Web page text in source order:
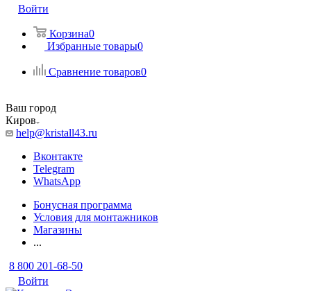
Войти
Корзина0
Избранные товары0
Сравнение товаров0
Ваш город
Киров
help@kristall43.ru
Вконтакте
Telegram
WhatsApp
Бонусная программа
Условия для монтажников
Магазины
...
8 800 201-68-50
Войти